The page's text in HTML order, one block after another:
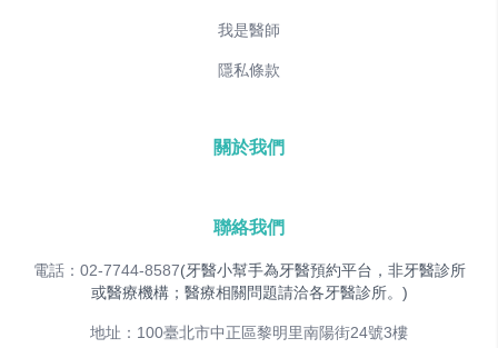
我是醫師
隱私條款
關於我們
聯絡我們
電話：02-7744-8587(牙醫小幫手為牙醫預約平台，非牙醫診所
或醫療機構；醫療相關問題請洽各牙醫診所。)
地址：100臺北市中正區黎明里南陽街24號3樓